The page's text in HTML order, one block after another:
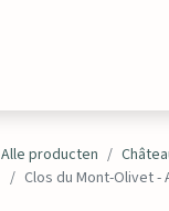
Alle producten
Clos du Mont-Olivet -